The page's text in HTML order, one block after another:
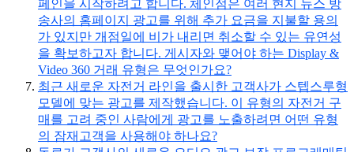
페인을 시작하려고 합니다. 체인점은 여러 현지 뉴스 방
송사의 홈페이지 광고를 위해 추가 요금을 지불할 용의
가 있지만 개점일에 비가 내리면 취소할 수 있는 유연성
을 확보하고자 합니다. 게시자와 맺어야 하는 Display &
Video 360 거래 유형은 무엇인가요?
최근 새로운 자전거 라인을 출시한 고객사가 스텝스루형
모델에 맞는 광고를 제작했습니다. 이 유형의 자전거 구
매를 고려 중인 사람에게 광고를 노출하려면 어떤 유형
의 잠재고객을 사용해야 하나요?